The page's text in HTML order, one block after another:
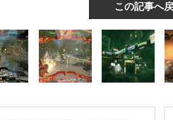
この記事へ